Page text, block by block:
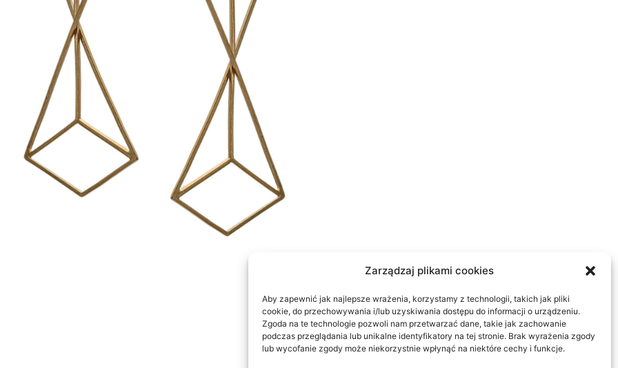
Zarządzaj plikami cookies
Aby zapewnić jak najlepsze wrażenia, korzystamy z technologii, takich jak pliki
cookie, do przechowywania i/lub uzyskiwania dostępu do informacji o urządzeniu.
Zgoda na te technologie pozwoli nam przetwarzać dane, takie jak zachowanie
podczas przeglądania lub unikalne identyfikatory na tej stronie. Brak wyrażenia zgody
lub wycofanie zgody może niekorzystnie wpłynąć na niektóre cechy i funkcje.